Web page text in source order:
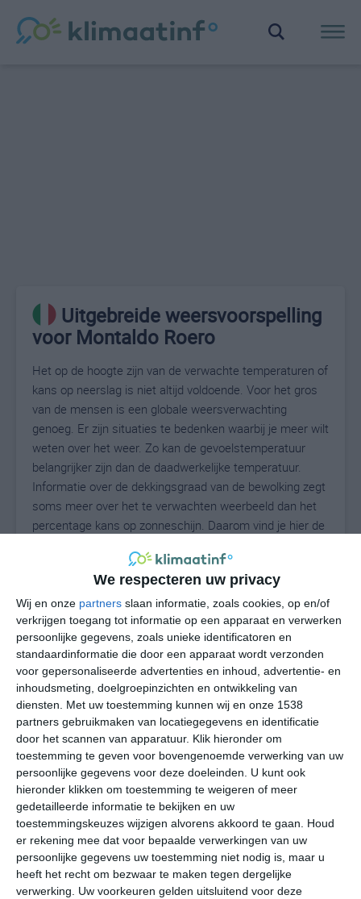
We respecteren uw privacy
Wij en onze partners slaan informatie, zoals cookies, op en/of
verkrijgen toegang tot informatie op een apparaat en verwerken
persoonlijke gegevens, zoals unieke identificatoren en
standaardinformatie die door een apparaat wordt verzonden
voor gepersonaliseerde advertenties en inhoud, advertentie- en
inhoudsmeting, doelgroepinzichten en ontwikkeling van
diensten. Met uw toestemming kunnen wij en onze 1538
partners gebruikmaken van locatiegegevens en identificatie
door het scannen van apparatuur. Klik hieronder om
toestemming te geven voor bovengenoemde verwerking van uw
persoonlijke gegevens voor deze doeleinden. U kunt ook
hieronder klikken om toestemming te weigeren of meer
gedetailleerde informatie te bekijken en uw
toestemmingskeuzes wijzigen alvorens akkoord te gaan. Houd
er rekening mee dat voor bepaalde verwerkingen van uw
persoonlijke gegevens uw toestemming niet nodig is, maar u
heeft het recht om bezwaar te maken tegen dergelijke
verwerking. Uw voorkeuren gelden uitsluitend voor deze
Uitgebreide weersvoorspelling
voor Montaldo Roero
Het op de hoogte zijn van de verwachte temperaturen of
kans op neerslag is niet altijd voldoende. Voor het gros
van de mensen is een globale weersverwachting
genoeg. Er zijn situaties te bedenken waarbij je meer wilt
weten over het weer. Zo kan de gevoelstemperatuur
belangrijker zijn dan de daadwerkelijke temperatuur.
Informatie over de dekkingsgraad van de bewolking zegt
soms meer over het te verwachten weerbeeld dan het
percentage kans op zonneschijn. Daarom vind je hier de
28°C
vr
33° 22°
za
32° 21°
zo
32° 22°
ma
33° 21° 32°
32°C 32°C 30°C
14:00 17:00 20:00 23:00 02:00